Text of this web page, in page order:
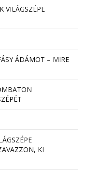
VILÁGSZÉPE
ÁDÁMOT – MIRE
KI